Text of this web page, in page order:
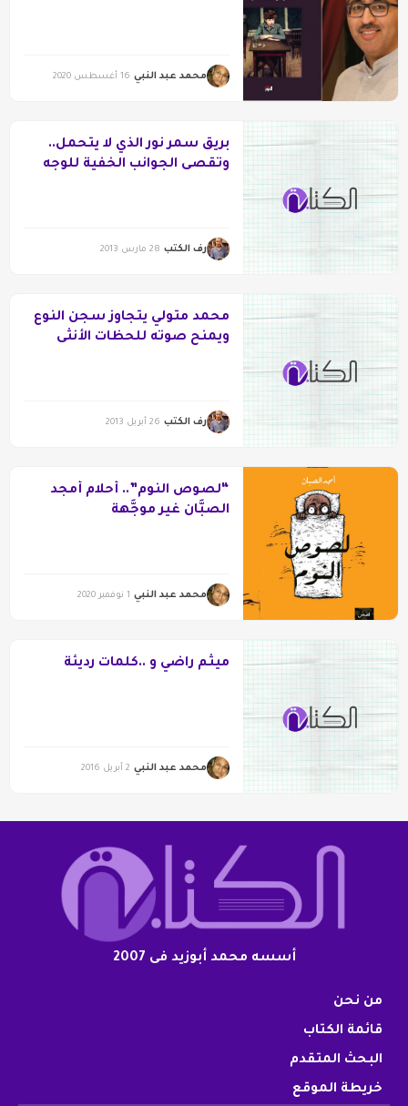
محمد عبد النبي 16 أغسطس 2020
بريق سمر نور الذي لا يتحمل..
وتقصى الجوانب الخفية للوجه
رف الكتب 28 مارس 2013
محمد متولي يتجاوز سجن النوع
ويمنح صوته للحظات الأنثى
رف الكتب 26 أبريل 2013
“لصوص النوم”.. أحلام أمجد
الصبَّان غير موجَّهة
محمد عبد النبي 1 نوفمبر 2020
ميثم راضي و ..كلمات رديئة
محمد عبد النبي 2 أبريل 2016
أسسه محمد أبوزيد فى 2007
من نحن
قائمة الكتاب
البحث المتقدم
خريطة الموقع